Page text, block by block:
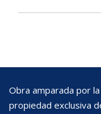
Obra amparada por
propiedad exclusiva